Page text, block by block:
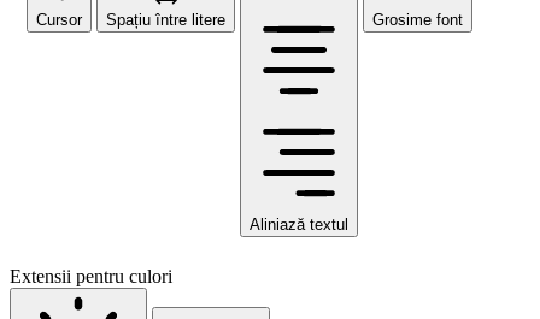
Cursor Spațiu între litere
Aliniază textul
Grosime font
Extensii pentru culori